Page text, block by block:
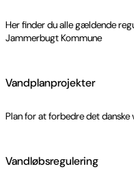
Her finder du alle gældende
Jammerbugt Kommune
Vandplanprojekter
Plan for at forbedre det danske
Vandløbsregulering